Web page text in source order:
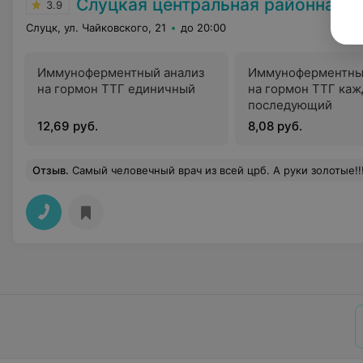
3.9 Слуцкая центральная районная
Слуцк, ул. Чайковского, 21 до 20:00
Иммуноферментный анализ
на гормон ТТГ единичный
12,69 руб.
на гормон ТТГ
последующий
8,08 руб.
Отзыв. Самый человечный врач из всей црб. А руки